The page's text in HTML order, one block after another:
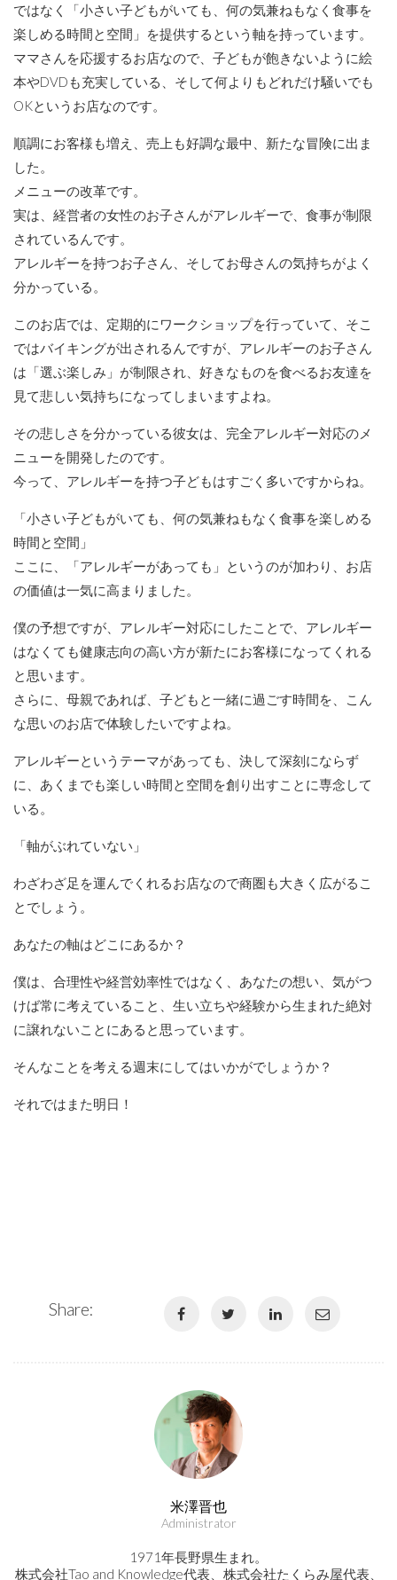
ではなく「小さい子どもがいても、何の気兼ねもなく食事を
楽しめる時間と空間」を提供するという軸を持っています。
ママさんを応援するお店なので、子どもが飽きないように絵
本やDVDも充実している、そして何よりもどれだけ騒いでも
OKというお店なのです。
順調にお客様も増え、売上も好調な最中、新たな冒険に出ま
した。
メニューの改革です。
実は、経営者の女性のお子さんがアレルギーで、食事が制限
されているんです。
アレルギーを持つお子さん、そしてお母さんの気持ちがよく
分かっている。
このお店では、定期的にワークショップを行っていて、そこ
ではバイキングが出されるんですが、アレルギーのお子さん
は「選ぶ楽しみ」が制限され、好きなものを食べるお友達を
見て悲しい気持ちになってしまいますよね。
その悲しさを分かっている彼女は、完全アレルギー対応のメ
ニューを開発したのです。
今って、アレルギーを持つ子どもはすごく多いですからね。
「小さい子どもがいても、何の気兼ねもなく食事を楽しめる
時間と空間」
ここに、「アレルギーがあっても」というのが加わり、お店
の価値は一気に高まりました。
僕の予想ですが、アレルギー対応にしたことで、アレルギー
はなくても健康志向の高い方が新たにお客様になってくれる
と思います。
さらに、母親であれば、子どもと一緒に過ごす時間を、こん
な思いのお店で体験したいですよね。
アレルギーというテーマがあっても、決して深刻にならず
に、あくまでも楽しい時間と空間を創り出すことに専念して
いる。
「軸がぶれていない」
わざわざ足を運んでくれるお店なので商圏も大きく広がるこ
とでしょう。
あなたの軸はどこにあるか？
僕は、合理性や経営効率性ではなく、あなたの想い、気がつ
けば常に考えていること、生い立ちや経験から生まれた絶対
に譲れないことにあると思っています。
そんなことを考える週末にしてはいかがでしょうか？
それではまた明日！
Share:
米澤晋也
Administrator
1971年長野県生まれ。
株式会社Tao and Knowledge代表、株式会社たくらみ屋代表、